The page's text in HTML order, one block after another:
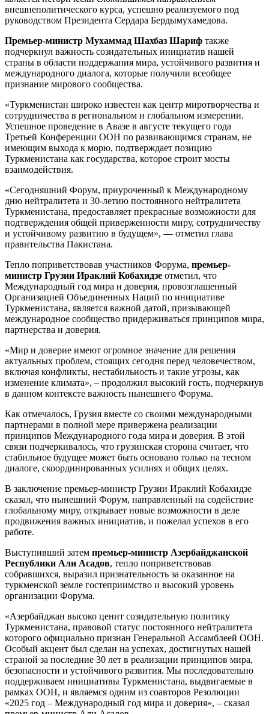
внешнеполитического курса, успешно реализуемого под
руководством Президента Сердара Бердымухамедова.
Премьер-министр Мухаммад Шахбаз Шариф также
подчеркнул важность созидательных инициатив нашей
страны в области поддержания мира, устойчивого развития и
международного диалога, которые получили всеобщее
признание мирового сообщества.
«Туркменистан широко известен как центр миротворчества и
сотрудничества в региональном и глобальном измерении.
Успешное проведение в Авазе в августе текущего года
Третьей Конференции ООН по развивающимся странам, не
имеющим выхода к морю, подтверждает позицию
Туркменистана как государства, которое строит мосты
взаимодействия.
«Сегодняшний Форум, приуроченный к Международному
дню нейтралитета и 30-летию постоянного нейтралитета
Туркменистана, предоставляет прекрасные возможности для
подтверждения общей приверженности миру, сотрудничеству
и устойчивому развитию в будущем», — отметил глава
правительства Пакистана.
Тепло поприветствовав участников Форума, премьер-
министр Грузии Ираклий Кобахидзе отметил, что
Международный год мира и доверия, провозглашенный
Организацией Объединенных Наций по инициативе
Туркменистана, является важной датой, призывающей
международное сообщество придерживаться принципов мира,
партнерства и доверия.
«Мир и доверие имеют огромное значение для решения
актуальных проблем, стоящих сегодня перед человечеством,
включая конфликты, нестабильность и такие угрозы, как
изменение климата», – продолжил высокий гость, подчеркнув
в данном контексте важность нынешнего Форума.
Как отмечалось, Грузия вместе со своими международными
партнерами в полной мере привержена реализации
принципов Международного года мира и доверия. В этой
связи подчеркивалось, что грузинская сторона считает, что
стабильное будущее может быть основано только на тесном
диалоге, скоординированных усилиях и общих целях.
В заключение премьер-министр Грузии ­Ираклий Кобахидзе
сказал, что нынешний Форум, направленный на содействие
глобальному миру, открывает новые возможности в деле
продвижения важных инициатив, и пожелал успехов в его
работе.
Выступивший затем премьер-министр Азербайджанской
Республики Али Асадов, тепло поприветствовав
собравшихся, выразил признательность за оказанное на
туркменской земле гостеприимство и высокий уровень
организации Форума.
«Азербайджан высоко ценит созидательную политику
Туркменистана, правовой статус постоянного нейтралитета
которого официально признан Генеральной Ассамблеей ООН.
Особый акцент был сделан на успехах, достигнутых нашей
страной за последние 30 лет в реализации принципов мира,
безопасности и устойчивого развития. Мы последовательно
поддерживаем инициативы Туркменистана, выдвигаемые в
рамках ООН, и являемся одним из соавторов Резолюции
«2025 год – Международный год мира и доверия», – сказал